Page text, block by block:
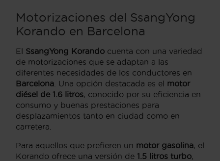
Motorizaciones del SsangYong
Korando en Barcelona
El SsangYong Korando cuenta con una variedad
de motorizaciones que se adaptan a las
diferentes necesidades de los conductores en
Barcelona . Una opción destacada es el motor
diésel de 1.6 litros, conocido por su eficiencia en
consumo y buenas prestaciones para
desplazamientos tanto en ciudad como en
carretera.
Para aquellos que prefieren un motor gasolina, el
Korando ofrece una versión de 1.5 litros turbo,